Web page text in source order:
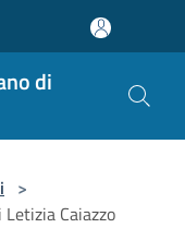
di
>
Caiazzo